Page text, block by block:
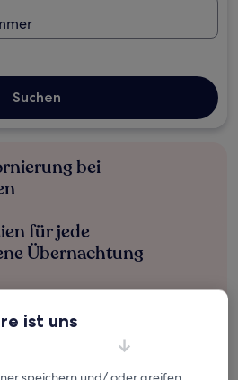
Suchen
bei
für jede
Übernachtung
für diese Daten
ist uns